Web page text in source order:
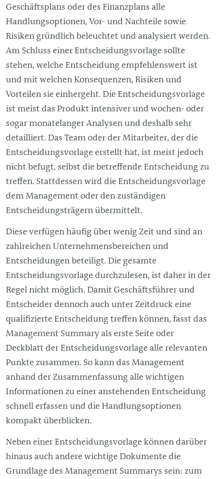
Geschäftsplans oder des Finanzplans alle
Handlungsoptionen, Vor- und Nachteile sowie
Risiken gründlich beleuchtet und analysiert werden.
Am Schluss einer Entscheidungsvorlage sollte
stehen, welche Entscheidung empfehlenswert ist
und mit welchen Konsequenzen, Risiken und
Vorteilen sie einhergeht. Die Entscheidungsvorlage
ist meist das Produkt intensiver und wochen- oder
sogar monatelanger Analysen und deshalb sehr
detailliert. Das Team oder der Mitarbeiter, der die
Entscheidungsvorlage erstellt hat, ist meist jedoch
nicht befugt, selbst die betreffende Entscheidung zu
treffen. Stattdessen wird die Entscheidungsvorlage
demManagement oder den zuständigen
Entscheidungsträgern übermittelt.
Diese verfügen häufig über wenig Zeit und sind an
zahlreichen Unternehmensbereichen und
Entscheidungen beteiligt. Die gesamte
Entscheidungsvorlage durchzulesen, ist daher in der
Regel nicht möglich. Damit Geschäftsführer und
Entscheider dennoch auch unter Zeitdruck eine
qualifizierte Entscheidung treffen können, fasst das
Management Summary als erste Seite oder
Deckblatt der Entscheidungsvorlage alle relevanten
Punkte zusammen. So kann das Management
anhand der Zusammenfassung alle wichtigen
Informationen zu einer anstehenden Entscheidung
schnell erfassen und die Handlungsoptionen
kompakt überblicken.
Neben einer Entscheidungsvorlage können darüber
hinaus auch andere wichtige Dokumente die
Grundlage des Management Summarys sein: zum